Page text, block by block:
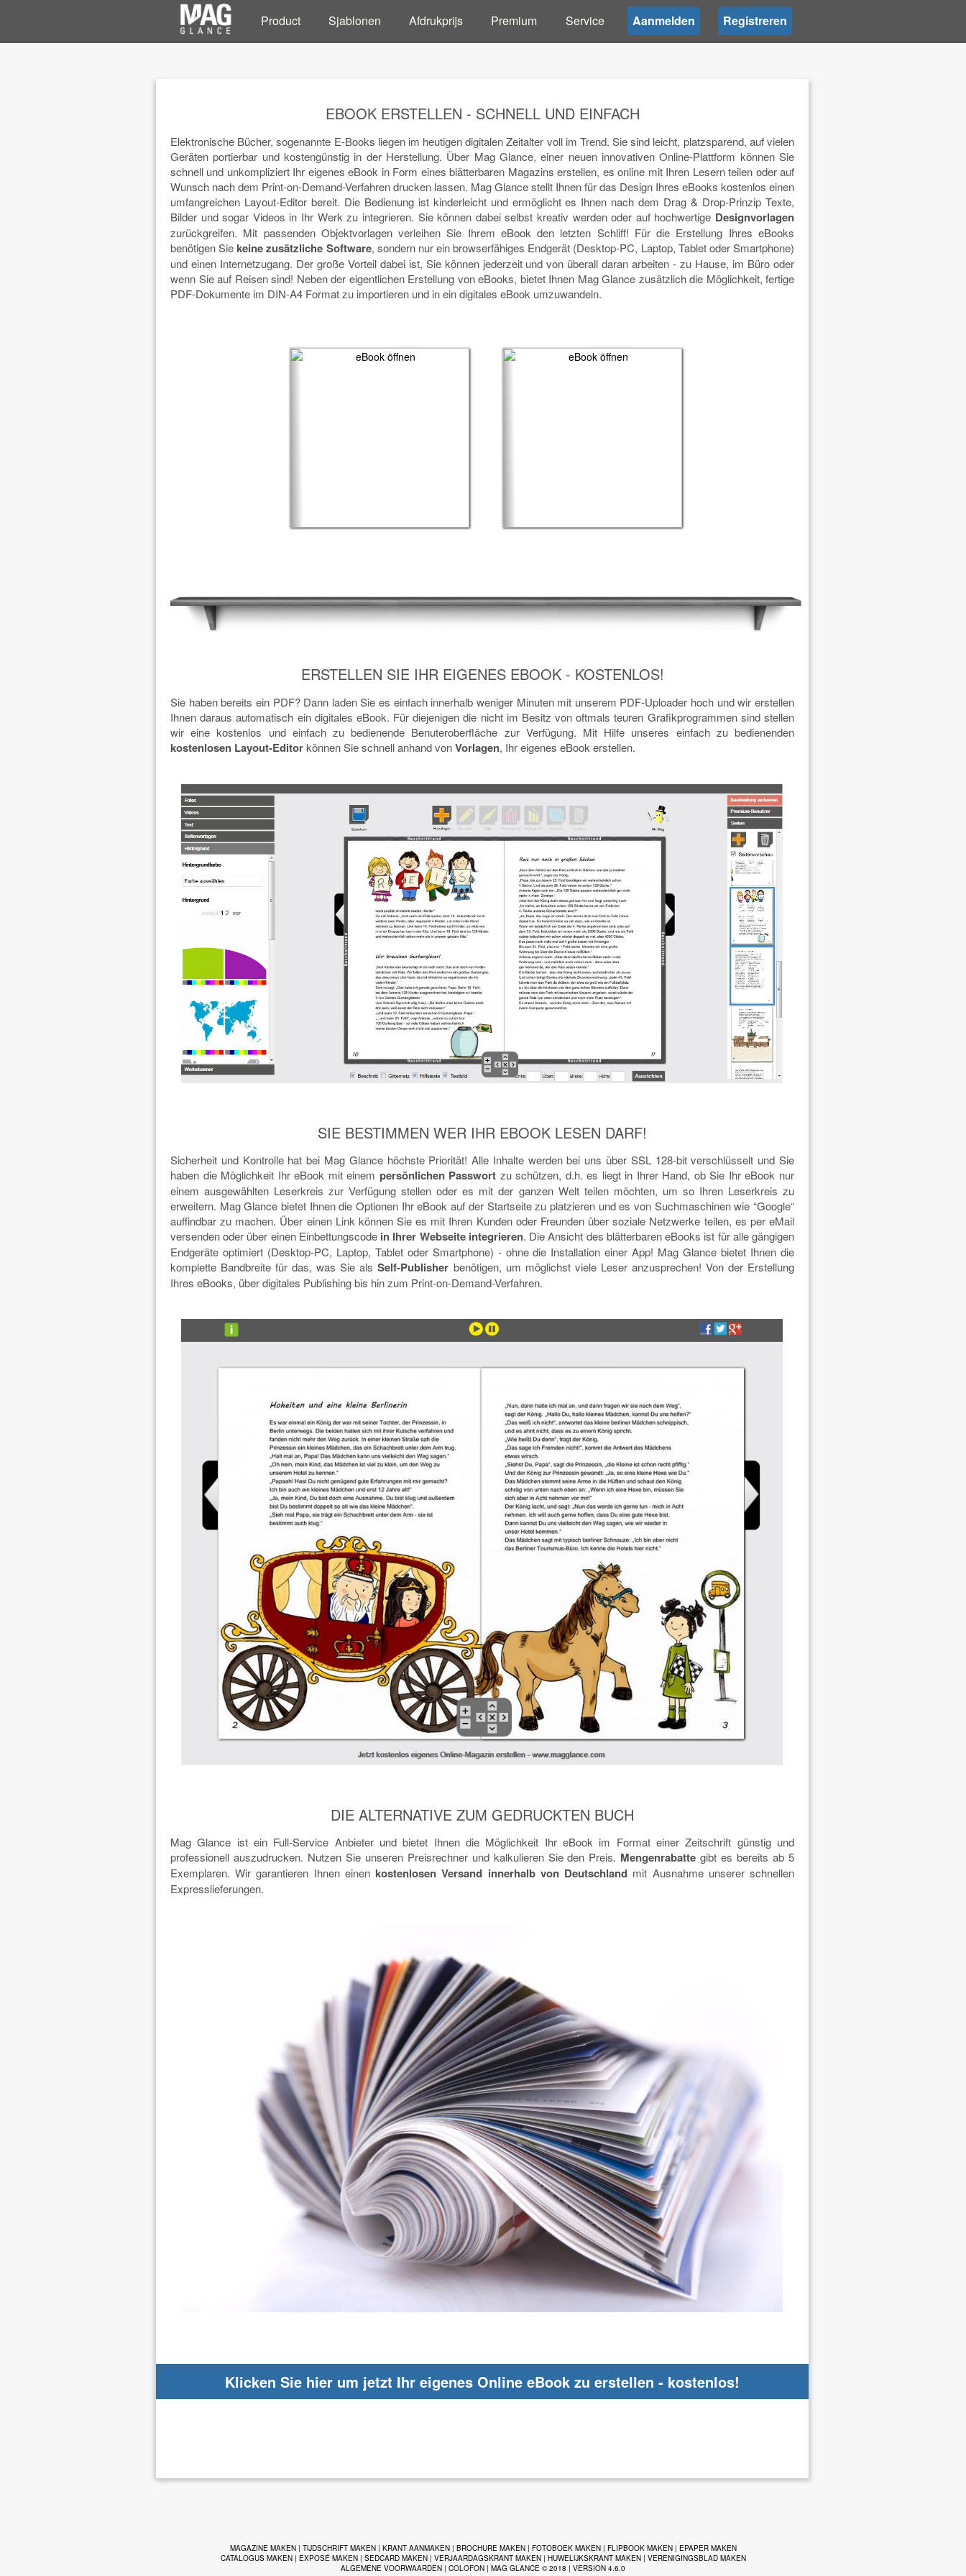
Product Sjablonen Afdrukprijs Premium Service Aanmelden Registreren
EBOOK ERSTELLEN - SCHNELL UND EINFACH
Elektronische Bücher, sogenannte E-Books liegen im heutigen digitalen Zeitalter voll im Trend. Sie sind leicht, platzsparend, auf vielen
Geräten portierbar und kostengünstig in der Herstellung. Über Mag Glance, einer neuen innovativen Online-Plattform können Sie
schnell und unkompliziert Ihr eigenes eBook in Form eines blätterbaren Magazins erstellen, es online mit Ihren Lesern teilen oder auf
Wunsch nach dem Print-on-Demand-Verfahren drucken lassen. Mag Glance stellt Ihnen für das Design Ihres eBooks kostenlos einen
umfangreichen Layout-Editor bereit. Die Bedienung ist kinderleicht und ermöglicht es Ihnen nach dem Drag & Drop-Prinzip Texte,
Bilder und sogar Videos in Ihr Werk zu integrieren. Sie können dabei selbst kreativ werden oder auf hochwertige Designvorlagen
zurückgreifen. Mit passenden Objektvorlagen verleihen Sie Ihrem eBook den letzten Schliff! Für die Erstellung Ihres eBooks
benötigen Sie keine zusätzliche Software, sondern nur ein browserfähiges Endgerät (Desktop-PC, Laptop, Tablet oder Smartphone)
und einen Internetzugang. Der große Vorteil dabei ist, Sie können jederzeit und von überall daran arbeiten - zu Hause, im Büro oder
wenn Sie auf Reisen sind! Neben der eigentlichen Erstellung von eBooks, bietet Ihnen Mag Glance zusätzlich die Möglichkeit, fertige
PDF-Dokumente im DIN-A4 Format zu importieren und in ein digitales eBook umzuwandeln.
ERSTELLEN SIE IHR EIGENES EBOOK - KOSTENLOS!
Sie haben bereits ein PDF? Dann laden Sie es einfach innerhalb weniger Minuten mit unserem PDF-Uploader hoch und wir erstellen
Ihnen daraus automatisch ein digitales eBook. Für diejenigen die nicht im Besitz von oftmals teuren Grafikprogrammen sind stellen
wir eine kostenlos und einfach zu bedienende Benuteroberfläche zur Verfügung. Mit Hilfe unseres einfach zu bedienenden
kostenlosen Layout-Editorkönnen Sie schnell anhand vonVorlagen, Ihr eigenes eBook erstellen.
SIE BESTIMMEN WER IHR EBOOK LESEN DARF!
Sicherheit und Kontrolle hat bei Mag Glance höchste Priorität! Alle Inhalte werden bei uns über SSL 128-bit verschlüsselt und Sie
haben die Möglichkeit Ihr eBook mit einem persönlichen Passwort zu schützen, d.h. es liegt in Ihrer Hand, ob Sie Ihr eBook nur
einem ausgewählten Leserkreis zur Verfügung stellen oder es mit der ganzen Welt teilen möchten, um so Ihren Leserkreis zu
erweitern. Mag Glance bietet Ihnen die Optionen Ihr eBook auf der Startseite zu platzieren und es von Suchmaschinen wie “Google“
auffindbar zu machen. Über einen Link können Sie es mit Ihren Kunden oder Freunden über soziale Netzwerke teilen, es per eMail
versenden oder über einen Einbettungscode in Ihrer Webseite integrieren. Die Ansicht des blätterbaren eBooks ist für alle gängigen
Endgeräte optimiert (Desktop-PC, Laptop, Tablet oder Smartphone) - ohne die Installation einer App! Mag Glance bietet Ihnen die
komplette Bandbreite für das, was Sie alsSelf-Publisher benötigen, um möglichst viele Leser anzusprechen! Von der Erstellung
Ihres eBooks, über digitales Publishing bis hin zum Print-on-Demand-Verfahren.
DIE ALTERNATIVE ZUM GEDRUCKTEN BUCH
Mag Glance ist ein Full-Service Anbieter und bietet Ihnen die Möglichkeit Ihr eBook im Format einer Zeitschrift günstig und
professionell auszudrucken. Nutzen Sie unseren Preisrechner und kalkulieren Sie den Preis. Mengenrabatte gibt es bereits ab 5
Exemplaren. Wir garantieren Ihnen einen kostenlosen Versand innerhalb von Deutschland mit Ausnahme unserer schnellen
Expresslieferungen.
Klicken Sie hier um jetzt Ihr eigenes Online eBook zu erstellen - kostenlos!
MAGAZINE MAKEN| TIJDSCHRIFT MAKEN| KRANT AANMAKEN| BROCHURE MAKEN| FOTOBOEK MAKEN| FLIPBOOK MAKEN| EPAPER MAKEN
CATALOGUS MAKEN| EXPOSÉ MAKEN| SEDCARD MAKEN| VERJAARDAGSKRANT MAKEN| HUWELIJKSKRANT MAKEN| VERENIGINGSBLAD MAKEN
ALGEMENE VOORWAARDEN | COLOFON | MAG GLANCE © 2018 | VERSION 4.6.0